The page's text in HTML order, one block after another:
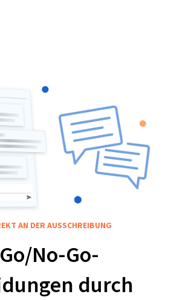
AN DER AUSSCHREIBUNG
No-Go-
durch